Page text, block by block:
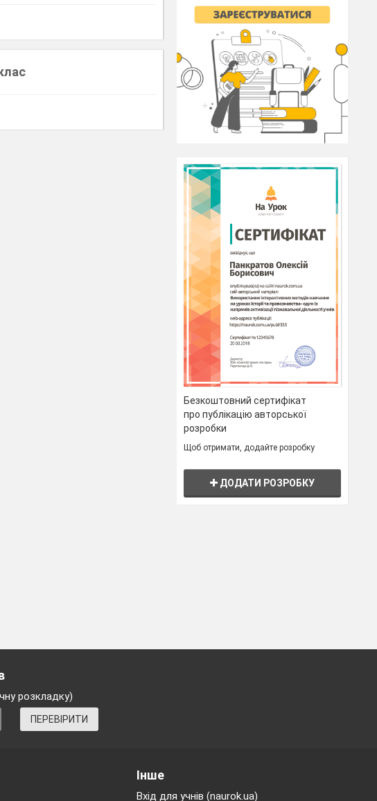
Безкоштовний сертифікат
про публікацію авторської
розробки
Щоб отримати, додайте розробку
ДОДАТИ РОЗРОБКУ
розкладку)
ПЕРЕВІРИТИ
Інше
Вхід для учнів (naurok.ua)